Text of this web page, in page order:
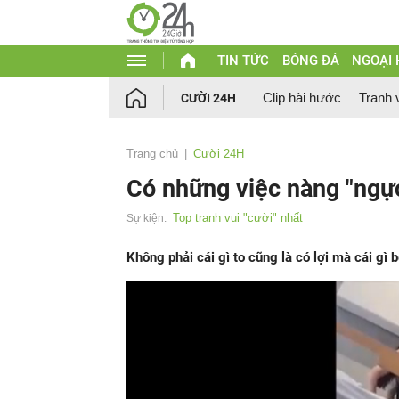
TIN TỨC BÓNG ĐÁ NGOẠI
CƯỜI 24H Clip hài hước Tranh
Trang chủ Cười 24H
Có những việc nàng
Sự kiện: Top tranh vui "cười" nhất
Không phải cái gì to cũng là có lợi mà cái gì